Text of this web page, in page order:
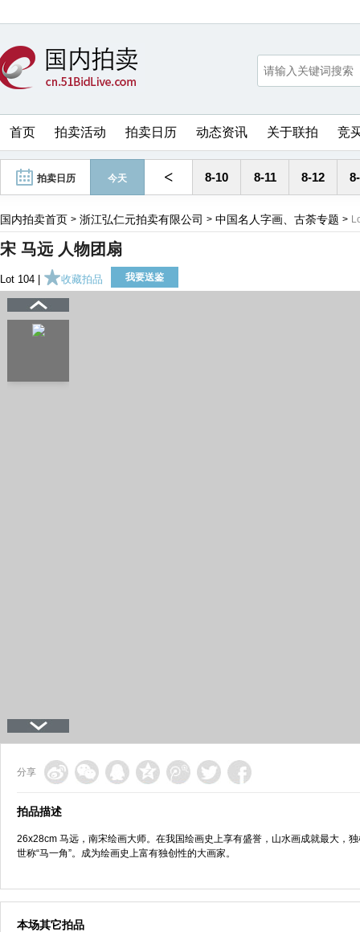
首页 拍卖活动 拍卖日历 动态资讯 关于联拍 竞
拍卖日历 今天 < 8-10 8-11 8-12
国内拍卖首页 > 浙江弘仁元拍卖有限公司 > 中国名人字画、古荼专题 >
宋 马远 人物团扇
Lot 104 | 收藏拍品 我要送鉴
分享
拍品描述
26x28cm 马远，南宋绘画大师。在我国绘画史上享有盛誉，山水画成就最大，
世称“马一角”。成为绘画史上富有独创性的大画家。
本场其它拍品